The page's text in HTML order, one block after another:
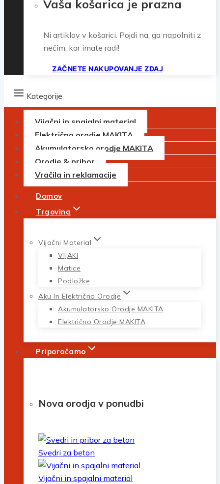
Vaša košarica je prazna
Ni artiklov v košarici. Pojdi na, ga napolniti z
nečim, kar imate radi!
ZAČNETE NAKUPOVANJE ZDAJ
Kategorije
Vijačni in spajalni material
Električno orodje MAKITA
Akumulatorsko orodje MAKITA
Orodje & pribor
Vračila in reklamacije
Domov
Trgovina
Vijačni Material
VIJAKI
Matice
Podložke
Aku In Električno Orodje
Akumulatorsko Orodje MAKITA
Električno Orodje MAKITA
Priporočamo
Nova orodja v ponudbi
Svedri za beton
Vijačni in spajalni material